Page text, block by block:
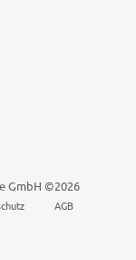
GmbH ©2026
AGB